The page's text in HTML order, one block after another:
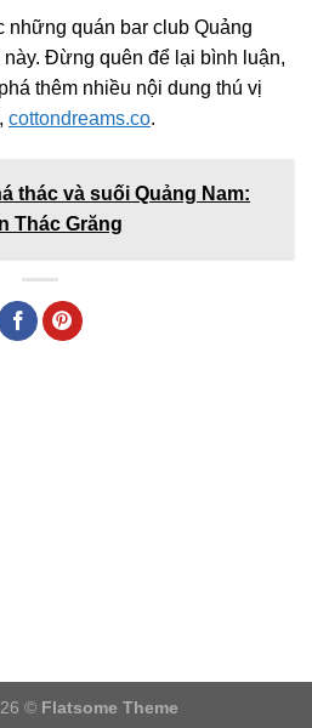
những quán bar club Quảng
Đừng quên để lại bình luận,
thêm nhiều nội dung thú vị
cottondreams.co.
thác và suối Quảng Nam:
Thác Grăng
© Flatsome Theme